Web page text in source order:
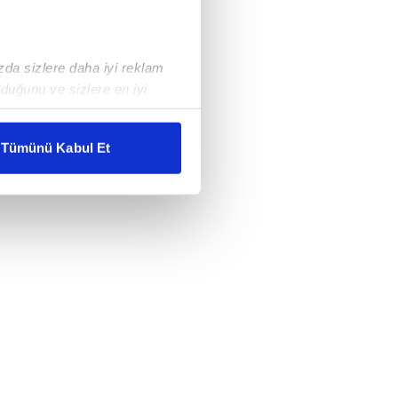
sizlere daha iyi reklam
ve sizlere en iyi
karşılamak
gösterilmeyecektir."
kullanılmaktadır. Bu
sunulması
ve sizlere yönelik
detaylı bilgi için Ayarlar
ve sitemizde ilgili
Tümünü Kabul Et